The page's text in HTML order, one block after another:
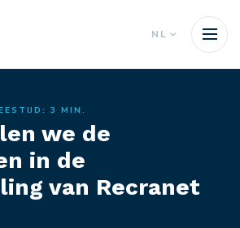
NL
3 MIN.
we de
in de
van Recranet